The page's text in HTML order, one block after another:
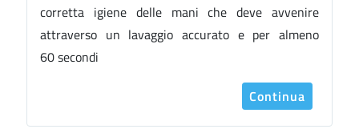
corretta igiene delle mani che deve avvenire
attraverso un lavaggio accurato e per almeno
60 secondi
Continua